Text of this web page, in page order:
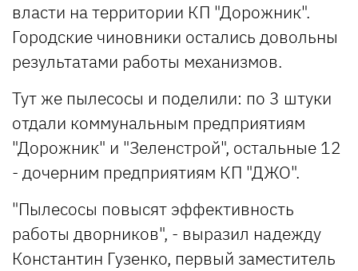
власти на территории КП "Дорожник".
Городские чиновники остались довольны
результатами работы механизмов.
Тут же пылесосы и поделили: по 3 штуки
отдали коммунальным предприятиям
"Дорожник" и "Зеленстрой", остальные 12
- дочерним предприятиям КП "ДЖО".
"Пылесосы повысят эффективность
работы дворников", - выразил надежду
Константин Гузенко, первый заместитель